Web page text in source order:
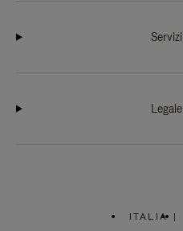
Servizi
Legale
ITALIA |